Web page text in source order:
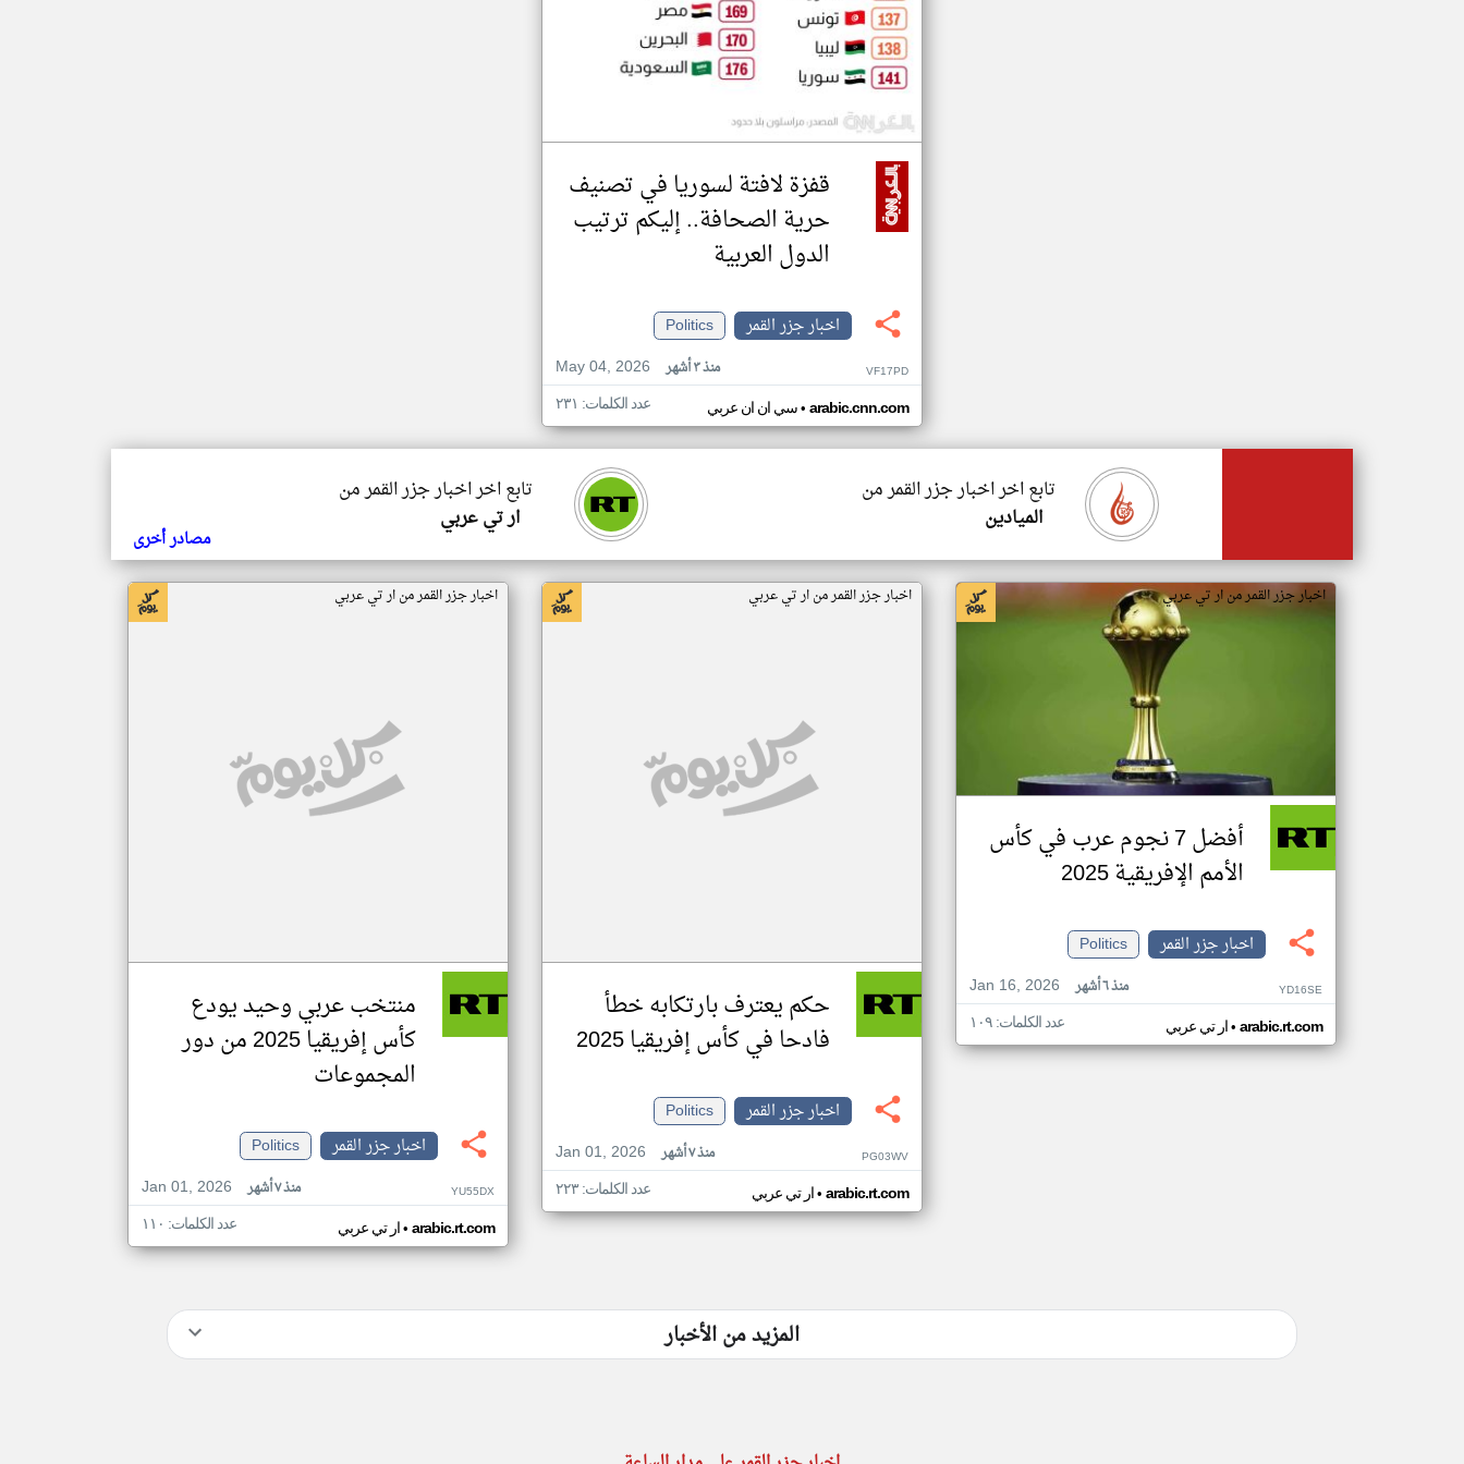
قفزة لافتة لسوريا في تصنيف
حرية الصحافة.. إليكم ترتيب
الدول العربية
اخبار جزر القمر
Politics
May 04, 2026
منذ ٣ أشهر VF17PD
سي ان ان عربي• arabic.cnn.com عدد الكلمات: ٢٣١
تابع اخر اخبار جزر القمر من
ار تي عربي
تابع اخر اخبار جزر القمر من
الميادين
مصادر أخرى
اخبار جزر القمر من ار تي عربي
أفضل 7 نجوم عرب في كأس
الأمم الإفريقية 2025
اخبار جزر القمر
Politics
Jan 16, 2026
منذ ٦ أشهر YD16SE
ار تي عربي• arabic.rt.com عدد الكلمات: ١٠٩
اخبار جزر القمر من ار تي عربي
حكم يعترف بارتكابه خطأ
فادحا في كأس إفريقيا 2025
اخبار جزر القمر
Politics
Jan 01, 2026
منذ ٧ أشهر PG03WV
ار تي عربي• arabic.rt.com عدد الكلمات: ٢٢٣
اخبار جزر القمر من ار تي عربي
منتخب عربي وحيد يودع
كأس إفريقيا 2025 من دور
المجموعات
اخبار جزر القمر
Politics
Jan 01, 2026
منذ ٧ أشهر YU55DX
ار تي عربي• arabic.rt.com عدد الكلمات: ١١٠
المزيد من الأخبار